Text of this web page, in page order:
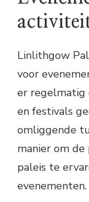
Linlithgow
voor
er regelmatig
en festivals
omliggende
manier om
paleis te
evenementen.